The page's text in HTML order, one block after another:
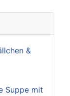
&
Suppe mit